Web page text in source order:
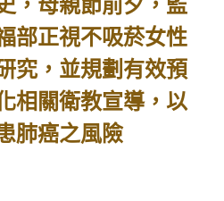
，母親節前夕，監
部正視不吸菸女性
究，並規劃有效預
相關衛教宣導，以
肺癌之風險